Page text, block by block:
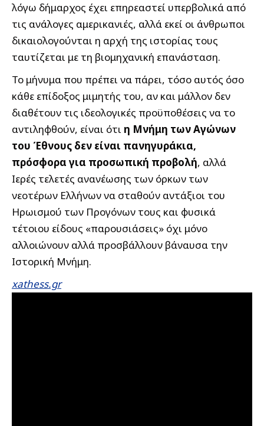
λόγω δήμαρχος έχει επηρεαστεί υπερβολικά από
τις ανάλογες αμερικανιές, αλλά εκεί οι άνθρωποι
δικαιολογούνται η αρχή της ιστορίας τους
ταυτίζεται με τη βιομηχανική επανάσταση.
Το μήνυμα που πρέπει να πάρει, τόσο αυτός όσο
κάθε επίδοξος μιμητής του, αν και μάλλον δεν
διαθέτουν τις ιδεολογικές προϋποθέσεις να το
αντιληφθούν, είναι ότι η Μνήμη των Αγώνων
του Έθνους δεν είναι πανηγυράκια,
πρόσφορα για προσωπική προβολή, αλλά
Ιερές τελετές ανανέωσης των όρκων των
νεοτέρων Ελλήνων να σταθούν αντάξιοι του
Ηρωισμού των Προγόνων τους και φυσικά
τέτοιου είδους «παρουσιάσεις» όχι μόνο
αλλοιώνουν αλλά προσβάλλουν βάναυσα την
Ιστορική Μνήμη.
xathess.gr